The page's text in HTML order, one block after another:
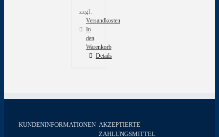
zzgl.
Versandkosten
In
den
Warenkorb
Details
KUNDENINFORMATIONEN AKZEPTIERTE
ZAHLUNGSMITTEL